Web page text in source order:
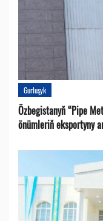
Gurluşyk
Özbegistanyň “Pipe
önümleriň eksportyny